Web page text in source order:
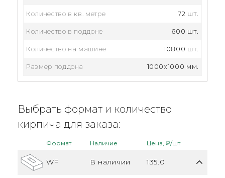
Количество в кв. метре 72 шт.
Количество в поддоне 600 шт.
Количество на машине 10800 шт.
Размер поддона 1000x1000 мм.
Выбрать формат и количество
кирпича для заказа:
Формат Наличие Цена, ₽/шт
WF В наличии 135.0